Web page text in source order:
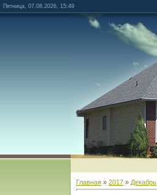
Пятница, 07.08.2026, 15:49
Главная » 2017 » Декабрь